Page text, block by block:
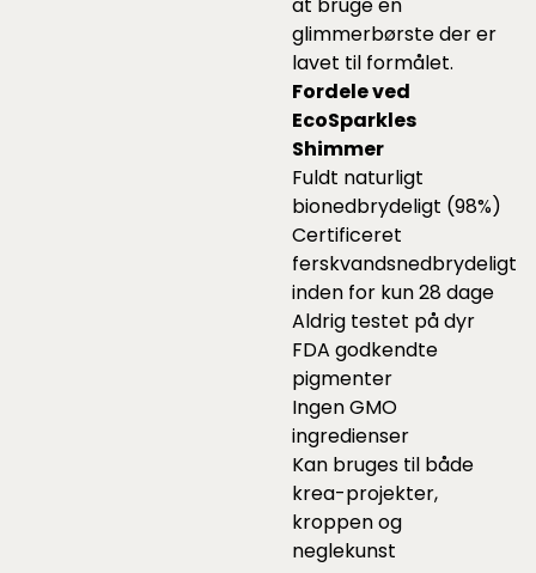
glimmerbørsteder er
lavet til formålet.
Fordele ved
EcoSparkles
Shimmer
Fuldt naturligt
bionedbrydeligt (98%)
Certificeret
ferskvandsnedbrydeligt
inden for kun 28 dage
Aldrig testet på dyr
FDA godkendte
pigmenter
Ingen GMO
ingredienser
Kan bruges til både
krea-projekter,
kroppen og
neglekunst